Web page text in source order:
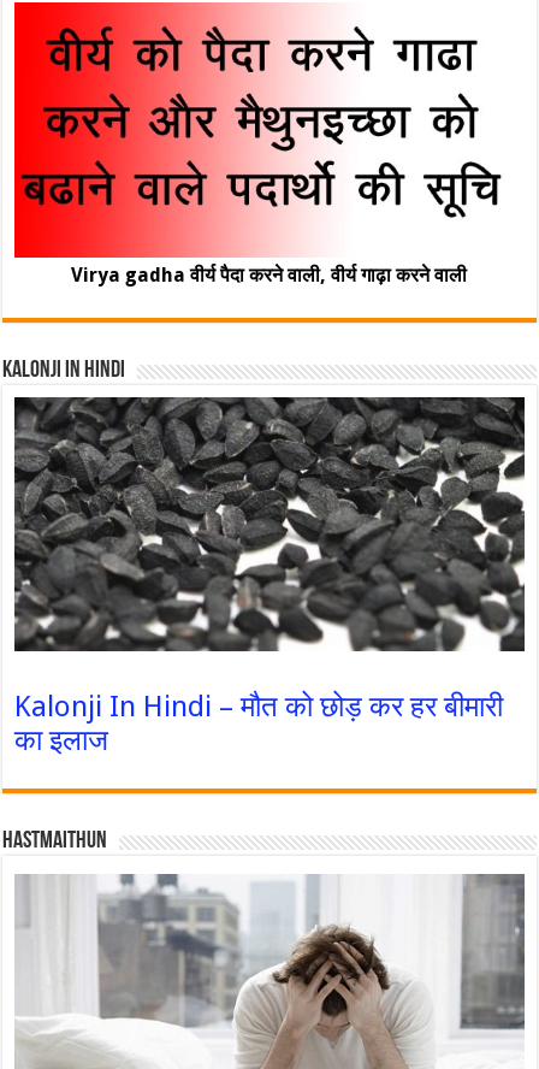
Virya gadha वीर्य पैदा करने वाली, वीर्य गाढ़ा करने वाली
Kalonji In Hindi
Kalonji In Hindi – मौत को छोड़ कर हर बीमारी
का इलाज
Hastmaithun